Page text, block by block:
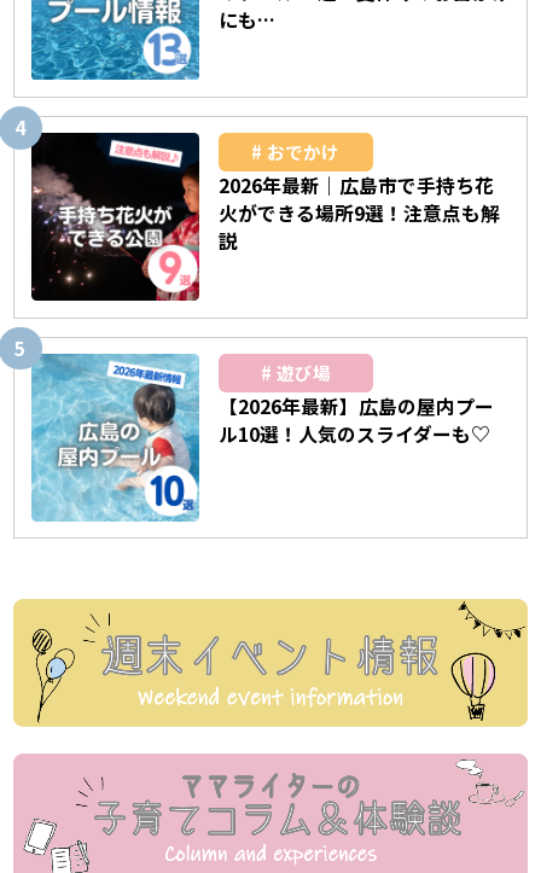
にも…
おでかけ
2026年最新｜広島市で手持ち花
火ができる場所9選！注意点も解
説
遊び場
【2026年最新】広島の屋内プー
ル10選！人気のスライダーも♡